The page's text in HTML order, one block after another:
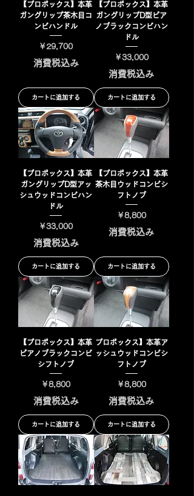
【プロボックス】本革
ガングリップ茶木目コ
ンビハンドル
価格
￥29,700
消費税込み
カートに追加する
【プロボックス】本革
ガングリップD型ピア
ノブラックコンビハン
ドル
価格
￥33,000
消費税込み
カートに追加する
【プロボックス】本革
ガングリップD型アッ
シュウッドコンビハン
ドル
価格
￥33,000
消費税込み
カートに追加する
【プロボックス】本革
茶木目ウッドコンビシ
フトノブ
価格
￥8,800
消費税込み
カートに追加する
【プロボックス】本革
ピアノブラックコンビ
シフトノブ
価格
￥8,800
消費税込み
カートに追加する
プロボックス】本革ア
ッシュウッドコンビシ
フトノブ
価格
￥8,800
消費税込み
カートに追加する